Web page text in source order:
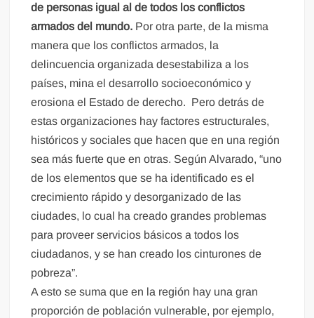
de personas igual al de todos los conflictos
armados del mundo. Por otra parte, de la misma
manera que los conflictos armados, la
delincuencia organizada desestabiliza a los
países, mina el desarrollo socioeconómico y
erosiona el Estado de derecho. Pero detrás de
estas organizaciones hay factores estructurales,
históricos y sociales que hacen que en una región
sea más fuerte que en otras. Según Alvarado, “uno
de los elementos que se ha identificado es el
crecimiento rápido y desorganizado de las
ciudades, lo cual ha creado grandes problemas
para proveer servicios básicos a todos los
ciudadanos, y se han creado los cinturones de
pobreza”.
A esto se suma que en la región hay una gran
proporción de población vulnerable, por ejemplo,